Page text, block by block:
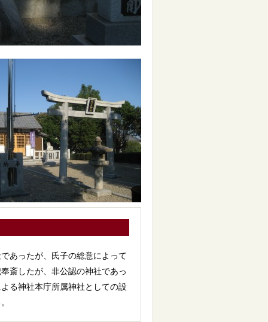
あったが、氏子の総意によって
斎したが、非公認の神社であっ
る神社本庁所属神社としての設